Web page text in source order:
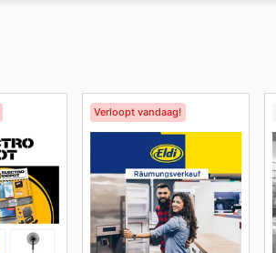
Verloopt vandaag!